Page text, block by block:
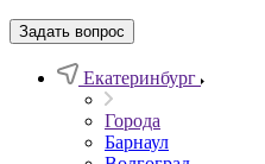
Задать вопрос
Екатеринбург
Города
Барнаул